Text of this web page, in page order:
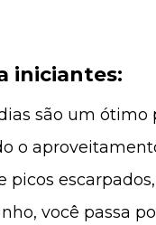
iniciantes:
são um ótimo
o
você passa